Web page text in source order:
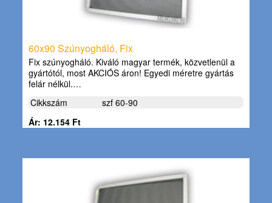
60x90 Szúnyogháló, Fix
Fix szúnyogháló. Kiváló magyar termék, közvetlenül a
gyártótól, most AKCIÓS áron! Egyedi méretre gyártás
felár nélkül.…
Cikkszám
szf 60-90
Ár: 12.154 Ft